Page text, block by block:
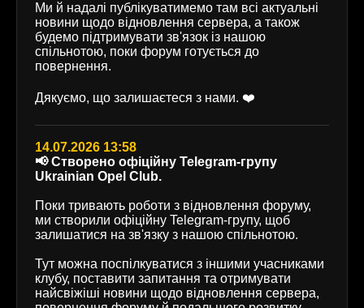
Ми й надалі публікуватимемо там всі актуальні
новини щодо відновлення сервера, а також
будемо підтримувати зв'язок із нашою
спільнотою, поки форум готується до
повернення.
Дякуємо, що залишаєтеся з нами. ❤️
14.07.2026 13:58
📢 Створено офіційну Telegram-групу
Ukrainian Opel Club.
Поки тривають роботи з відновлення форуму,
ми створили офіційну Telegram-групу, щоб
залишатися на зв'язку з нашою спільнотою.
Тут можна поспілкуватися з іншими учасниками
клубу, поставити запитання та отримувати
найсвіжіші новини щодо відновлення сервера,